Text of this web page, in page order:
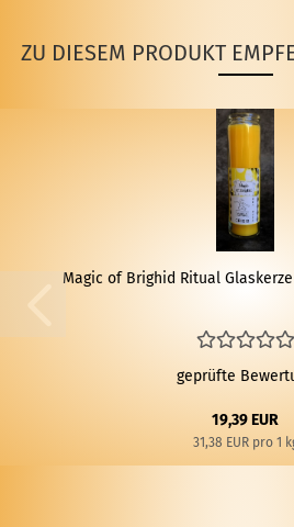
ZU DIESEM PRODUKT
Magic of Brig­hid Ri­tu­al
geprüfte
19,39 EUR
31,38 EUR pro 1